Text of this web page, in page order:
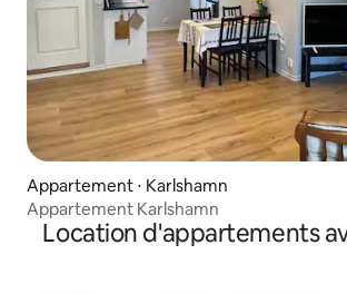
Appartement ⋅ Karlshamn
Appartement Karlshamn
Location d'appartements